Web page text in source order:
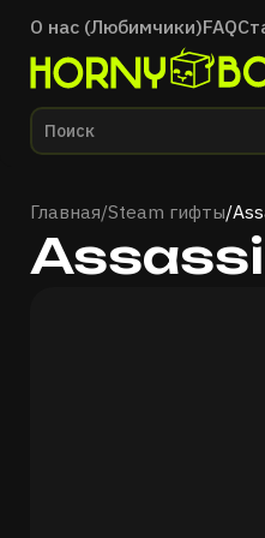
О нас (Любимчики)FAQ
Главная
Главная/Steam гифты/